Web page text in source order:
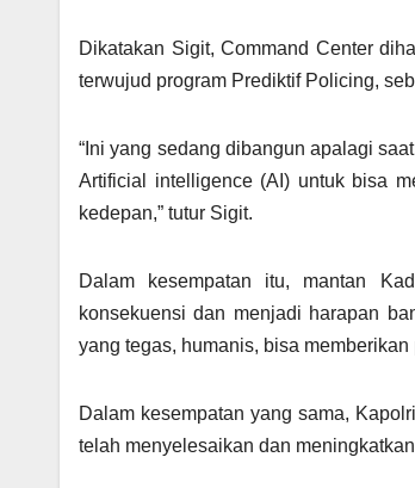
Dikatakan Sigit, Command Center
terwujud program Prediktif Policing,
“Ini yang sedang dibangun apalagi
Artificial intelligence (AI) untuk bisa
kedepan,” tutur Sigit.
Dalam kesempatan itu, mantan
konsekuensi dan menjadi harapan
yang tegas, humanis, bisa
Dalam kesempatan yang sama,
telah menyelesaikan dan